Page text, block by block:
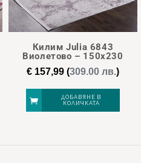
Килим Julia 6843
Виолетово – 150х230
€157,99(309.00 лв.)
ДОБАВЯНЕ В
КОЛИЧКАТА